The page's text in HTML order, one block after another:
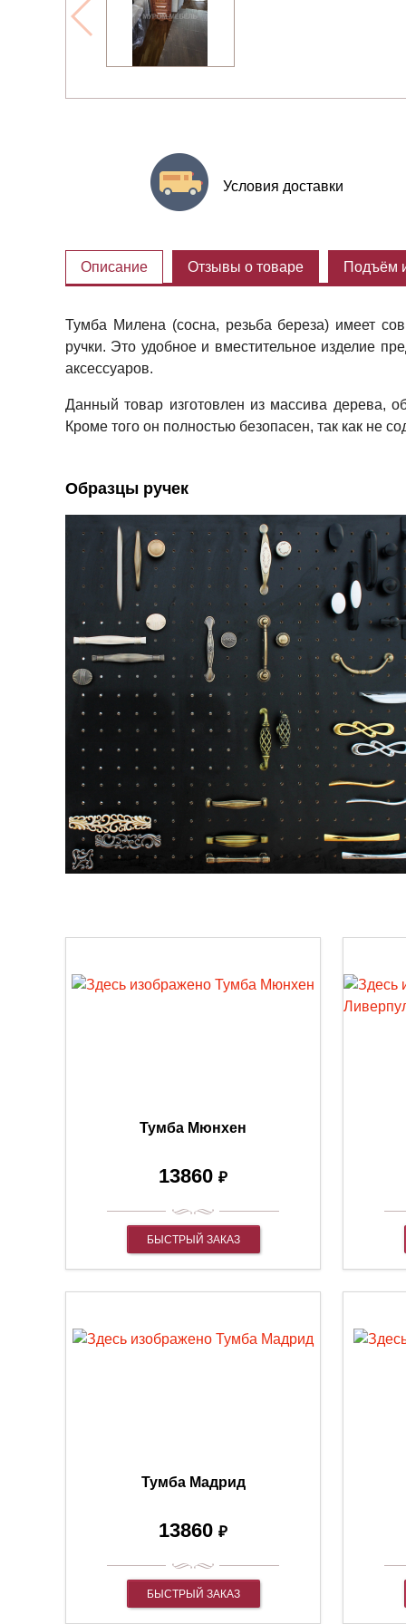
Условия доставки
Описание Отзывы о товаре Подъём
Тумба Милена (сосна, резьба береза) имеет
ручки. Это удобное и вместительное изделие
аксессуаров.
Данный товар изготовлен из массива дерева,
Кроме того он полностью безопасен, так как не
Образцы ручек
Тумба Мюнхен
13860 ₽
БЫСТРЫЙ ЗАКАЗ
Тумба Мадрид
13860 ₽
БЫСТРЫЙ ЗАКАЗ